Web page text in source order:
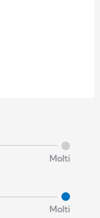
Molti
Molti